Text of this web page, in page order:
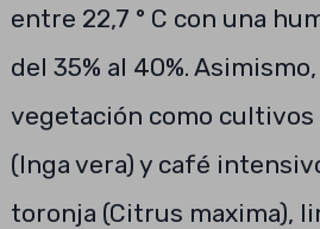
entre 22,7 ° C con una
del 35% al ​​40%.
vegetación como
(Inga vera) y café
toronja (Citrus maxima),